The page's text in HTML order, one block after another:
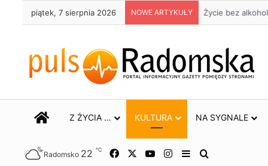
piątek, 7 sierpnia 2026 NOWE ARTYKUŁY Życie bez
STRONA GŁÓWNA
Z ŻYCIA … KULTURA NA SYGNALE
Radomsko 22 ℃ Facebook YouTubeInstagram
Sidebar